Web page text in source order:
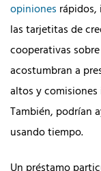
opiniones
las tarjetitas de
cooperativas
acostumbran a
altos y
También, podrían
usando tiempo.